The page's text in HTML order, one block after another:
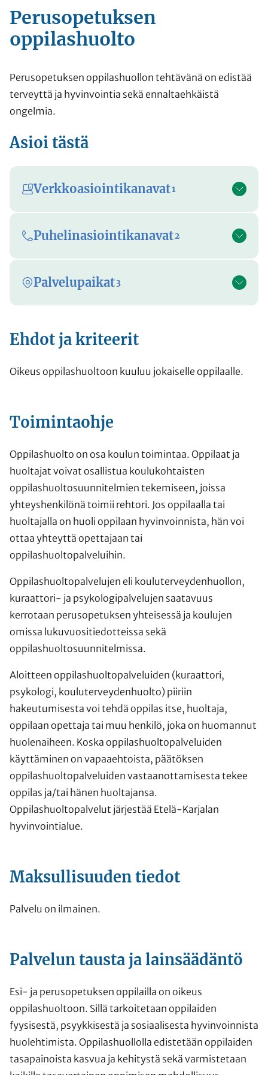
Perusopetuksen
oppilashuolto
Perusopetuksen oppilashuollon tehtävänä on edistää
terveyttä ja hyvinvointia sekä ennaltaehkäistä
ongelmia.
Asioi tästä
Verkkoasiointikanavat1
Puhelinasiointikanavat2
Palvelupaikat3
Ehdot ja kriteerit
Oikeus oppilashuoltoon kuuluu jokaiselle oppilaalle.
Toimintaohje
Oppilashuolto on osa koulun toimintaa. Oppilaat ja
huoltajat voivat osallistua koulukohtaisten
oppilashuoltosuunnitelmien tekemiseen, joissa
yhteyshenkilönä toimii rehtori. Jos oppilaalla tai
huoltajalla on huoli oppilaan hyvinvoinnista, hän voi
ottaa yhteyttä opettajaan tai
oppilashuoltopalveluihin.
Oppilashuoltopalvelujen eli kouluterveydenhuollon,
kuraattori- ja psykologipalvelujen saatavuus
kerrotaan perusopetuksen yhteisessä ja koulujen
omissa lukuvuositiedotteissa sekä
oppilashuoltosuunnitelmissa.
Aloitteen oppilashuoltopalveluiden (kuraattori,
psykologi, kouluterveydenhuolto) piiriin
hakeutumisesta voi tehdä oppilas itse, huoltaja,
oppilaan opettaja tai muu henkilö, joka on huomannut
huolenaiheen. Koska oppilashuoltopalveluiden
käyttäminen on vapaaehtoista, päätöksen
oppilashuoltopalveluiden vastaanottamisesta tekee
oppilas ja/tai hänen huoltajansa.
Oppilashuoltopalvelut järjestää Etelä-Karjalan
hyvinvointialue.
Maksullisuuden tiedot
Palvelu on ilmainen.
Palvelun tausta ja lainsäädäntö
Esi- ja perusopetuksen oppilailla on oikeus
oppilashuoltoon. Sillä tarkoitetaan oppilaiden
fyysisestä, psyykkisestä ja sosiaalisesta hyvinvoinnista
huolehtimista. Oppilashuollolla edistetään oppilaiden
tasapainoista kasvua ja kehitystä sekä varmistetaan